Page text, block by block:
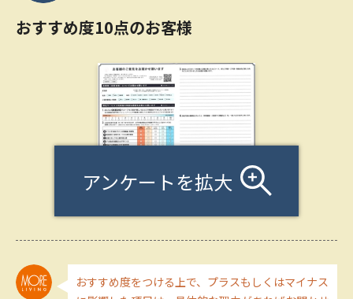
おすすめ度10点のお客様
アンケートを拡大
おすすめ度をつける上で、プラスもしくはマイナス